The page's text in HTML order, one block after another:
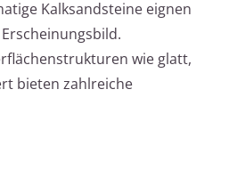
Kalksandsteine eignen
wie glatt,
bieten zahlreiche